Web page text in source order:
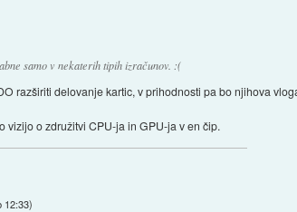
samo v nekaterih tipih izračunov. :(
razširiti delovanje kartic, v prihodnosti pa bo njihova
vizijo o združitvi CPU-ja in GPU-ja v en čip.
12:33)